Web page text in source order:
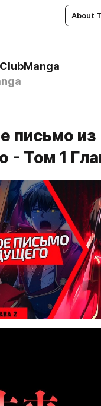
About
письмо из
- Том 1